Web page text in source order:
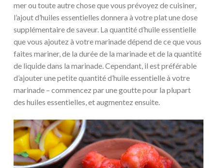
mer ou toute autre chose que vous prévoyez de cuisiner,
l’ajout d’huiles essentielles donnera à votre plat une dose
supplémentaire de saveur. La quantité d’huile essentielle
que vous ajoutez à votre marinade dépend de ce que vous
faites mariner, de la durée de la marinade et de la quantité
de liquide dans la marinade. Cependant, il est préférable
d’ajouter une petite quantité d’huile essentielle à votre
marinade – commencez par une goutte pour la plupart
des huiles essentielles, et augmentez ensuite.